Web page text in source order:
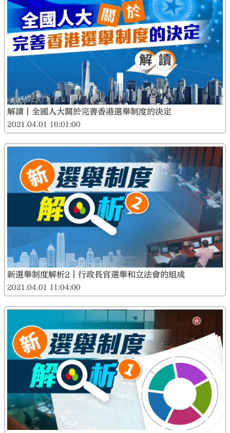
解讀丨全國人大關於完善香港選舉制度的決定
2021.04.01 16:01:00
新選舉制度解析2丨行政長官選舉和立法會的組成
2021.04.01 11:04:00